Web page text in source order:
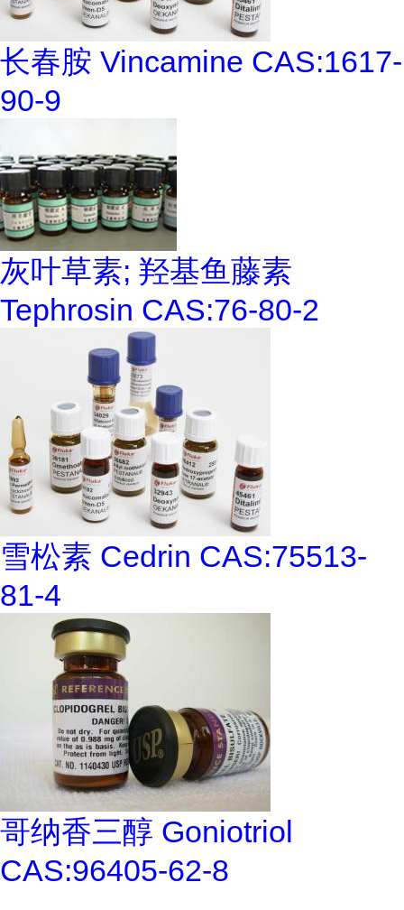
长春胺 Vincamine CAS:1617-
90-9
灰叶草素; 羟基鱼藤素
Tephrosin CAS:76-80-2
雪松素 Cedrin CAS:75513-
81-4
哥纳香三醇 Goniotriol
CAS:96405-62-8